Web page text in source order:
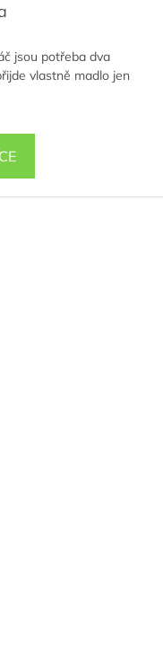
jsou potřeba dva
vlastně madlo jen